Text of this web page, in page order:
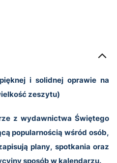
i solidnej oprawie na
zeszytu)
z wydawnictwa Świętego
popularnością wśród osób,
plany, spotkania oraz
sposób w kalendarzu.